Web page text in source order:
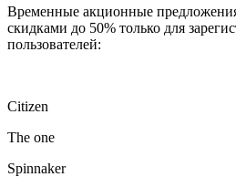
Временные акционные
скидками до 50% только для
пользователей:
Citizen
The one
Spinnaker